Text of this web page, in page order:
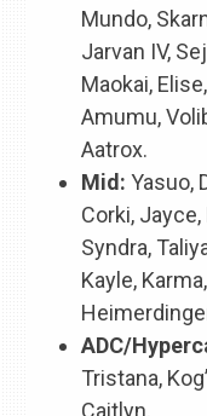
Mundo,
Jarvan IV,
Maokai,
Amumu,
Aatrox.
Mid: Yasuo,
Corki,
Syndra,
Kayle,
ADC/
Tristana,
Caitlyn.